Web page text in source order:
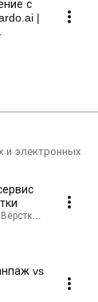
с
|
и электронных
Нейросети.
vs